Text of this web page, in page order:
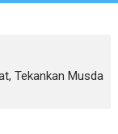
Tekankan Musda